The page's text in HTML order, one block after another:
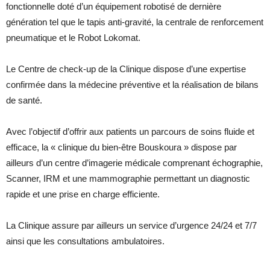
fonctionnelle doté d’un équipement robotisé de dernière
génération tel que le tapis anti-gravité, la centrale de renforcement
pneumatique et le Robot Lokomat.
Le Centre de check-up de la Clinique dispose d’une expertise
confirmée dans la médecine préventive et la réalisation de bilans
de santé.
Avec l’objectif d’offrir aux patients un parcours de soins fluide et
efficace, la « clinique du bien-être Bouskoura » dispose par
ailleurs d’un centre d’imagerie médicale comprenant échographie,
Scanner, IRM et une mammographie permettant un diagnostic
rapide et une prise en charge efficiente.
La Clinique assure par ailleurs un service d’urgence 24/24 et 7/7
ainsi que les consultations ambulatoires.